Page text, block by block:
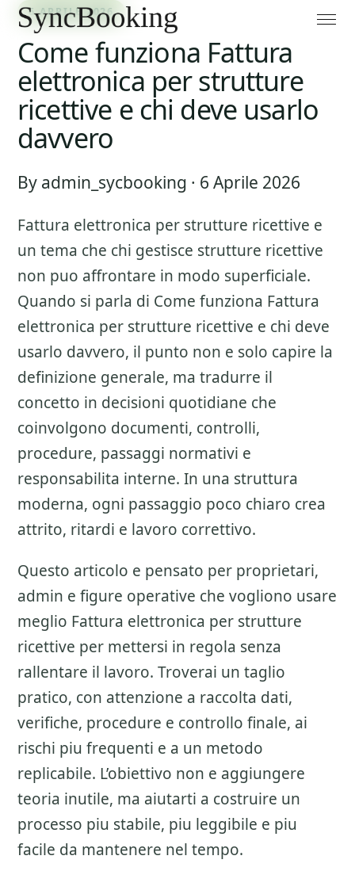
6 APRILE 2026
Come funziona Fattura
elettronica per strutture
ricettive e chi deve usarlo
davvero
By admin_sycbooking · 6 Aprile 2026
Fattura elettronica per strutture ricettive e
un tema che chi gestisce strutture ricettive
non puo affrontare in modo superficiale.
Quando si parla di Come funziona Fattura
elettronica per strutture ricettive e chi deve
usarlo davvero, il punto non e solo capire la
definizione generale, ma tradurre il
concetto in decisioni quotidiane che
coinvolgono documenti, controlli,
procedure, passaggi normativi e
responsabilita interne. In una struttura
moderna, ogni passaggio poco chiaro crea
attrito, ritardi e lavoro correttivo.
Questo articolo e pensato per proprietari,
admin e figure operative che vogliono usare
meglio Fattura elettronica per strutture
ricettive per mettersi in regola senza
rallentare il lavoro. Troverai un taglio
pratico, con attenzione a raccolta dati,
verifiche, procedure e controllo finale, ai
rischi piu frequenti e a un metodo
replicabile. L’obiettivo non e aggiungere
teoria inutile, ma aiutarti a costruire un
processo piu stabile, piu leggibile e piu
facile da mantenere nel tempo.